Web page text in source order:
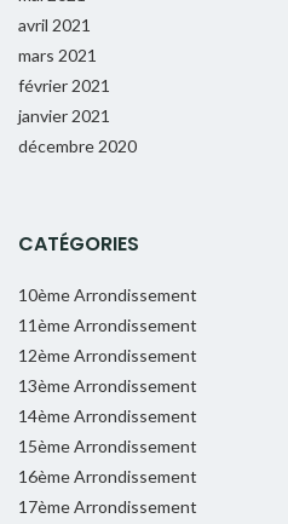
avril 2021
mars 2021
février 2021
janvier 2021
décembre 2020
CATÉGORIES
10ème Arrondissement
11ème Arrondissement
12ème Arrondissement
13ème Arrondissement
14ème Arrondissement
15ème Arrondissement
16ème Arrondissement
17ème Arrondissement